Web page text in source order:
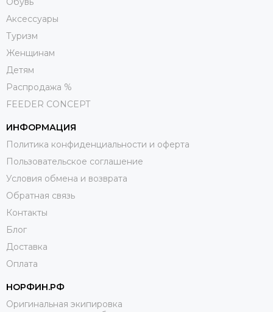
Aксессуары
Туризм
Женщинам
Детям
Распродажа %
FEEDER CONCEPT
ИНФОРМАЦИЯ
Политика конфиденциальности и оферта
Пользовательское соглашение
Условия обмена и возврата
Обратная связь
Контакты
Блог
Доставка
Оплата
НОРФИН.РФ
Оригинальная экипировка